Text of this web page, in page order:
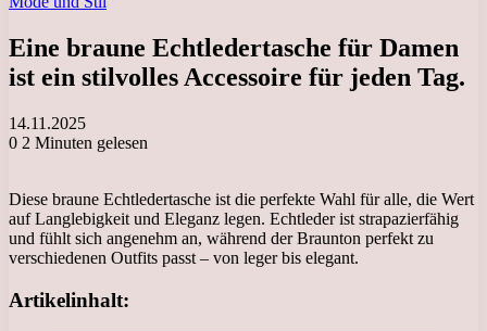
Eine braune Echtledertasche für Damen
ist ein stilvolles Accessoire für jeden Tag.
14.11.2025
0 2 Minuten gelesen
Diese braune Echtledertasche ist die perfekte Wahl für alle, die Wert
auf Langlebigkeit und Eleganz legen. Echtleder ist strapazierfähig
und fühlt sich angenehm an, während der Braunton perfekt zu
verschiedenen Outfits passt – von leger bis elegant.
Artikelinhalt: